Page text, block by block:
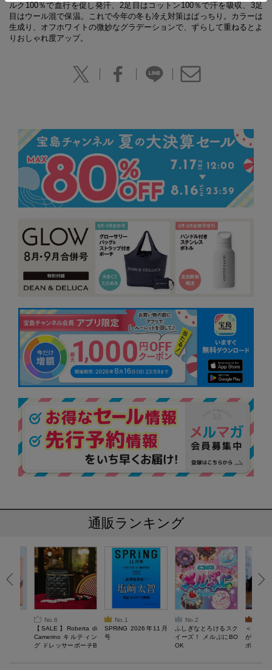
ルク100％で血行を促し発汗、2足目はコットン100％で汗を吸収、3足
目はウール混で保温。これで今年の冬も冷え対策はばっちり。カラーは
生成り、オフホワイトの微妙なグラデーションで、ずらして重ねるとよ
りおしゃれ度アップ。
通販ランキング
No.6
【SALE】Roberta di
Camerino キルティン
グ ドレッサーポーチB
No.1
SPRiNG 2026年11月
号
No.2
ふしぎなとろけるスク
イーズ！ メルぷにBO
OK
＜SALE
がある
ポーチ